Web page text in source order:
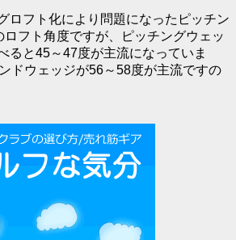
ロフト化により問題になったピッチン
フト角度ですが、ピッチングウェッ
ると45～47度が主流になっていま
ドウェッジが56～58度が主流ですの